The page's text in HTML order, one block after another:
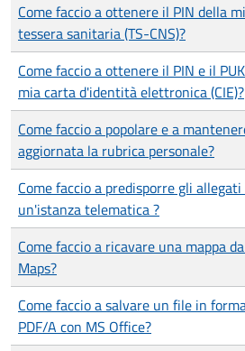
Come faccio a ottenere il PIN della
tessera sanitaria (TS-CNS)?
Come faccio a ottenere il PIN e il
mia carta d'identità elettronica (CIE)?
Come faccio a popolare e a
aggiornata la rubrica personale?
Come faccio a predisporre gli allegati
un'istanza telematica ?
Come faccio a ricavare una mappa
Maps?
Come faccio a salvare un file in
PDF/A con MS Office?